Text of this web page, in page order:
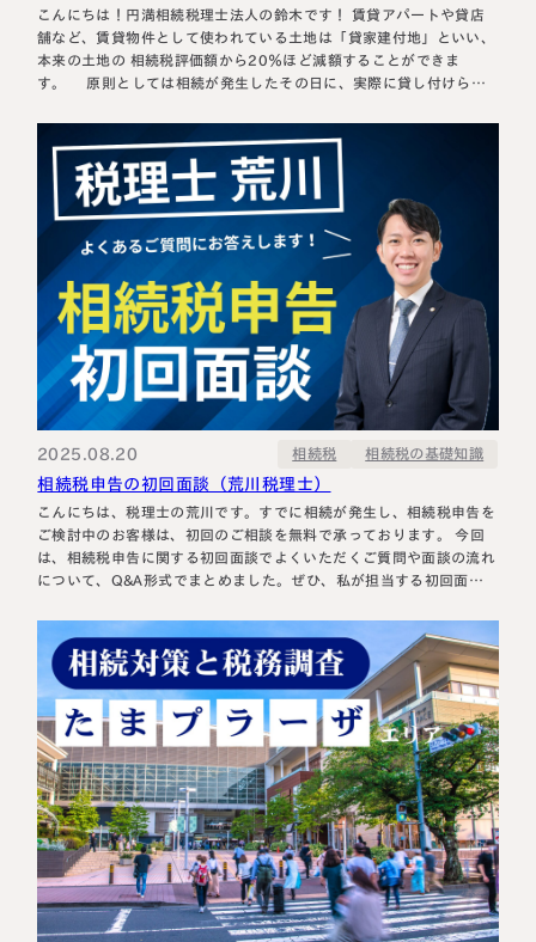
こんにちは！円満相続税理士法人の鈴木です！ 賃貸アパートや貸店
舗など、賃貸物件として使われている土地は「貸家建付地」といい、
本来の土地の 相続税評価額から20％ほど減額することができま
す。 原則としては相続が発生したその日に、実際に貸し付けられ
え中でも貸家建付地として評価できる場合があります。 今回は、…
2025.08.20 相続税 相続税の基礎知識
相続税申告の初回面談（荒川税理士）
こんにちは、税理士の荒川です。すでに相続が発生し、相続税申告を
ご検討中のお客様は、初回のご相談を無料で承っております。 今回
は、相続税申告に関する初回面談でよくいただくご質問や面談の流れ
について、Q&A形式でまとめました。ぜひ、私が担当する初回面談
どのような流れですか？ お客様が感じていらっしゃるご不安や疑問
にお答えするスタイ…